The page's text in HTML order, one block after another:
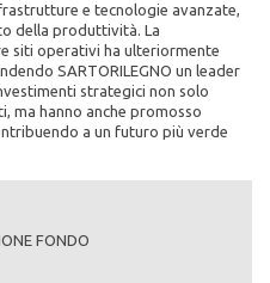
e tecnologie avanzate,
della produttività. La
siti operativi ha ulteriormente
SARTORILEGNO un leader
strategici non solo
ma hanno anche promosso
a un futuro più verde
FONDO
misura - Imballaggi industriali
di pallet fuori standard,